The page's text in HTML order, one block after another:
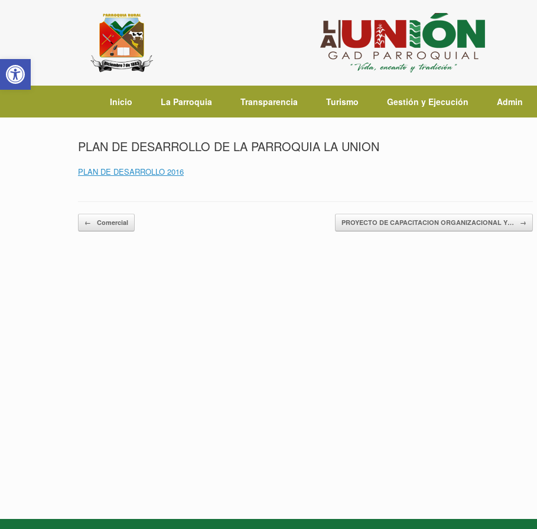
Abrir barra de herramientas
Inicio La Parroquia Transparencia Turismo Gestión y Ejecución Admin
PLAN DE DESARROLLO DE LA PARROQUIA LA UNION
PLAN DE DESARROLLO 2016
Navegador de artículos
← Comercial PROYECTO DE CAPACITACION ORGANIZACIONAL Y… →